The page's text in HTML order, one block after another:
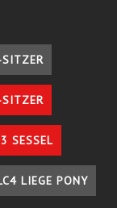
SESSEL
LIEGE PONY